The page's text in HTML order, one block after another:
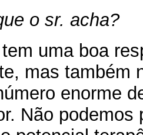
o sr. acha?
uma boa
mas também
enorme
Não